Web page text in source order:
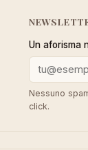
Un aforisma
Nessuno
click.